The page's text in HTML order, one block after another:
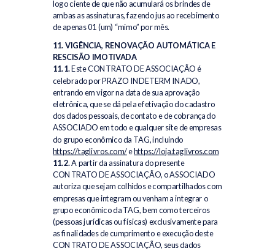
logo ciente de que não acumulará os brindes de
ambas as assinaturas, fazendo jus ao recebimento
de apenas 01 (um) “mimo” por mês.
11. VIGÊNCIA, RENOVAÇÃO AUTOMÁTICA E
RESCISÃO IMOTIVADA
11.1.Este CONTRATO DE ASSOCIAÇÃO é
celebrado por PRAZO INDETERMINADO,
entrando em vigor na data de sua aprovação
eletrônica, que se dá pela efetivação do cadastro
dos dados pessoais, de contato e de cobrança do
ASSOCIADO em todo e qualquer site de empresas
do grupo econômico da TAG, incluindo
https://taglivros.com/ehttps://loja.taglivros.com
11.2.A partir da assinatura do presente
CONTRATO DE ASSOCIAÇÃO, o ASSOCIADO
autoriza que sejam colhidos e compartilhados com
empresas que integram ou venham a integrar o
grupo econômico da TAG, bem como terceiros
(pessoas jurídicas ou físicas) exclusivamente para
as finalidades de cumprimento e execução deste
CONTRATO DE ASSOCIAÇÃO, seus dados